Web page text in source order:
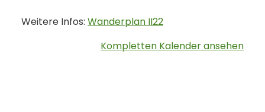
Weitere Infos: Wanderplan II22
Kompletten Kalender ansehen